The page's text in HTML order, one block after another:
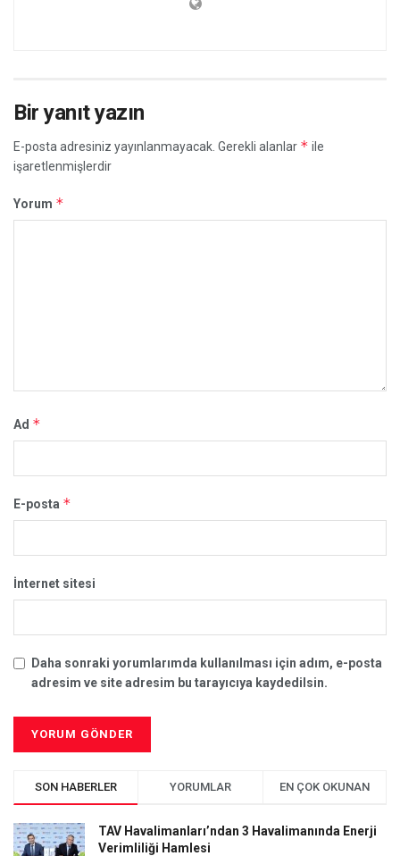
Bir yanıt yazın
E-posta adresiniz yayınlanmayacak. Gerekli alanlar * ile
işaretlenmişlerdir
Yorum *
Ad *
E-posta *
İnternet sitesi
Daha sonraki yorumlarımda kullanılması için adım, e-posta
adresim ve site adresim bu tarayıcıya kaydedilsin.
SON HABERLER YORUMLAR EN ÇOK OKUNAN
TAV Havalimanları’ndan 3 Havalimanında Enerji
Verimliliği Hamlesi